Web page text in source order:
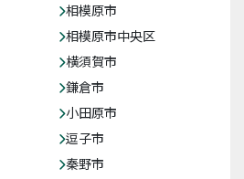
相模原市
相模原市中央区
横須賀市
鎌倉市
小田原市
逗子市
秦野市